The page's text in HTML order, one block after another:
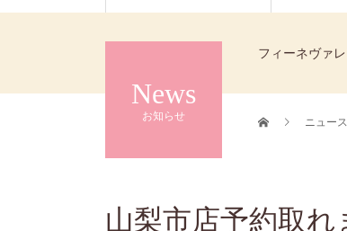
News
お知らせ
フィーネヴァ
ニュース
山梨市店予約取れ